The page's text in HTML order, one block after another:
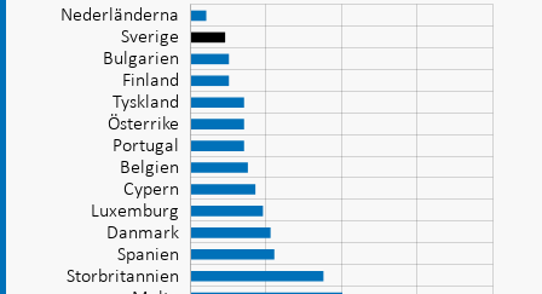
internationellt
perspektiv.
Frankrike
Nederländerna
Sverige
Bulgarien
Finland
Tyskland
Österrike
Portugal
Belgien
Cypern
Luxemburg
Danmark
Spanien
Storbritannien